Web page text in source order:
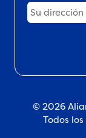
© 2026
Todos